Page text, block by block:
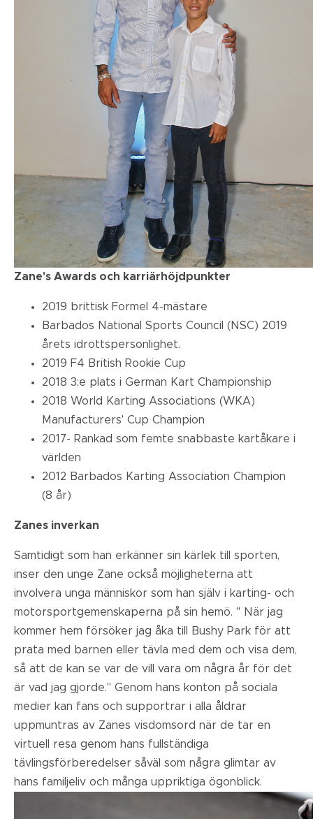
Zane's Awards och karriärhöjdpunkter
2019 brittisk Formel 4-mästare
Barbados National Sports Council (NSC) 2019
årets idrottspersonlighet.
2019 F4 British Rookie Cup
2018 3:e plats i German Kart Championship
2018 World Karting Associations (WKA)
Manufacturers' Cup Champion
2017- Rankad som femte snabbaste kartåkare i
världen
2012 Barbados Karting Association Champion
(8 år)
Zanes inverkan
Samtidigt som han erkänner sin kärlek till sporten,
inser den unge Zane också möjligheterna att
involvera unga människor som han själv i karting- och
motorsportgemenskaperna på sin hemö. " När jag
kommer hem försöker jag åka till Bushy Park för att
prata med barnen eller tävla med dem och visa dem,
så att de kan se var de vill vara om några år för det
är vad jag gjorde." Genom hans konton på sociala
medier kan fans och supportrar i alla åldrar
uppmuntras av Zanes visdomsord när de tar en
virtuell resa genom hans fullständiga
tävlingsförberedelser såväl som några glimtar av
hans familjeliv och många uppriktiga ögonblick.